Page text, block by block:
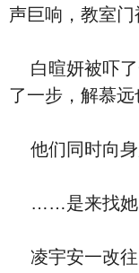
声巨响，教室门
白暄妍被吓了
了一步，解慕远
他们同时向身
……是来找她
凌宇安一改往